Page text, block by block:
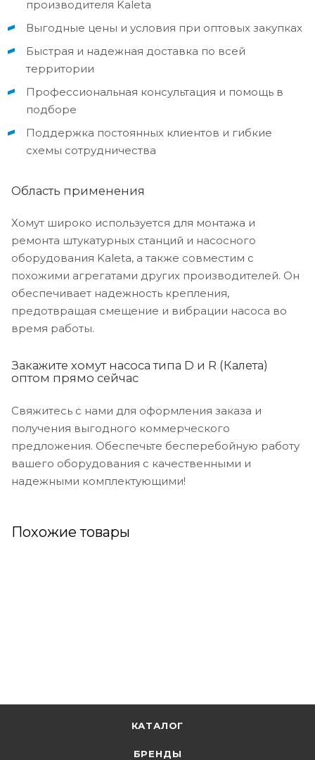
производителя Kaleta
Выгодные цены и условия при оптовых закупках
Быстрая и надежная доставка по всей
территории
Профессиональная консультация и помощь в
подборе
Поддержка постоянных клиентов и гибкие
схемы сотрудничества
Область применения
Хомут широко используется для монтажа и
ремонта штукатурных станций и насосного
оборудования Kaleta, а также совместим с
похожими агрегатами других производителей. Он
обеспечивает надежность крепления,
предотвращая смещение и вибрации насоса во
время работы.
Закажите хомут насоса типа D и R (Калета)
оптом прямо сейчас
Свяжитесь с нами для оформления заказа и
получения выгодного коммерческого
предложения. Обеспечьте бесперебойную работу
вашего оборудования с качественными и
надежными комплектующими!
Похожие товары
КАТАЛОГ
БРЕНДЫ